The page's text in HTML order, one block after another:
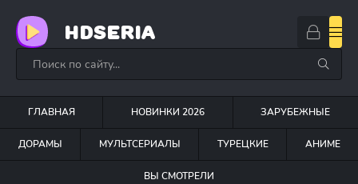
HDSERIA
ГЛАВНАЯ НОВИНКИ 2026 ЗАРУБЕЖНЫЕ
ДОРАМЫ МУЛЬТСЕРИАЛЫ ТУРЕЦКИЕ АНИМЕ
ВЫ СМОТРЕЛИ